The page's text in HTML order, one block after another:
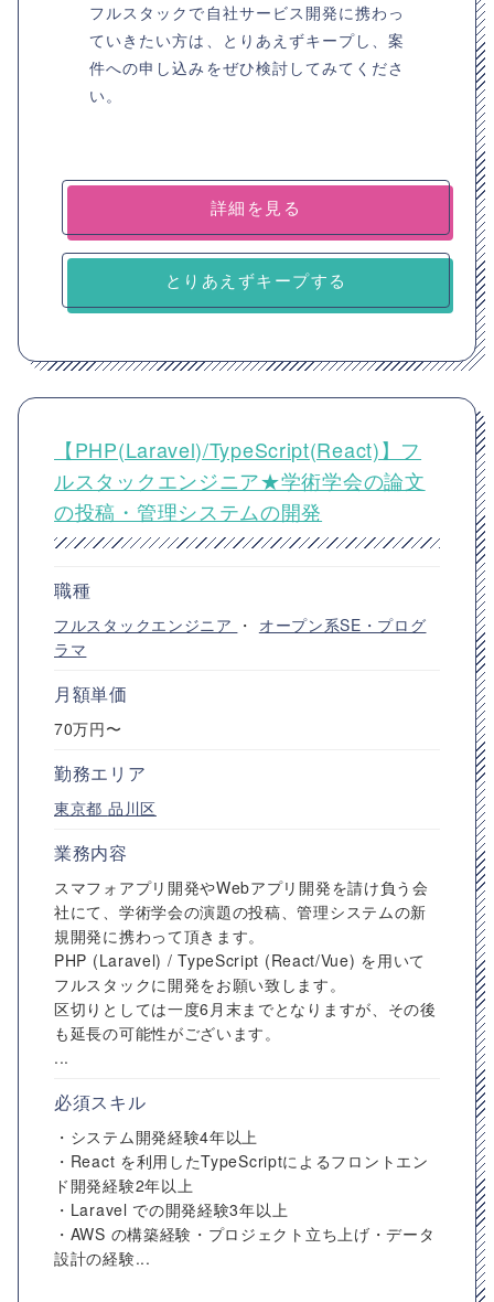
フルスタックで自社サービス開発に携わっ
ていきたい方は、とりあえずキープし、案
件への申し込みをぜひ検討してみてくださ
い。
詳細を見る
とりあえずキープする
【PHP(Laravel)/TypeScript(React)】フ
ルスタックエンジニア★学術学会の論文
の投稿・管理システムの開発
職種
フルスタックエンジニア ・ オープン系SE・プログ
ラマ
月額単価
70万円〜
勤務エリア
東京都 品川区
業務内容
スマフォアプリ開発やWebアプリ開発を請け負う会
社にて、学術学会の演題の投稿、管理システムの新
規開発に携わって頂きます。
PHP (Laravel) / TypeScript (React/Vue) を用いて
フルスタックに開発をお願い致します。
区切りとしては一度6月末までとなりますが、その後
も延長の可能性がございます。
...
必須スキル
・システム開発経験4年以上
・React を利用したTypeScriptによるフロントエン
ド開発経験2年以上
・Laravel での開発経験3年以上
・AWS の構築経験・プロジェクト立ち上げ・データ
設計の経験...